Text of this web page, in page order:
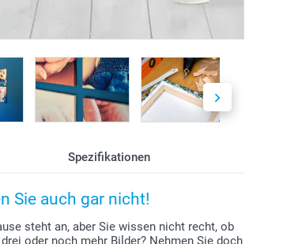
Spezifikationen
Sie auch gar nicht!
steht an, aber Sie wissen nicht recht, ob
oder noch mehr Bilder? Nehmen Sie doch